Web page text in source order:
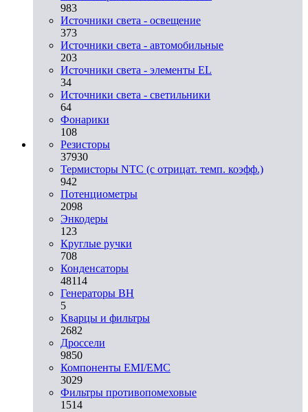
983
Источники света - освещение
373
Источники света - автомобильные
203
Источники света - элементы EL
34
Источники света - светильники
64
Фонарики
108
Резисторы
37930
Термисторы NTC (с отрицат. темп. коэфф.)
942
Потенциометры
2098
Энкодеры
123
Круглые ручки
708
Конденсаторы
48114
Генераторы ВН
5
Кварцы и фильтры
2682
Дроссели
9850
Компоненты EMI/EMC
3029
Фильтры противопомеховые
1514